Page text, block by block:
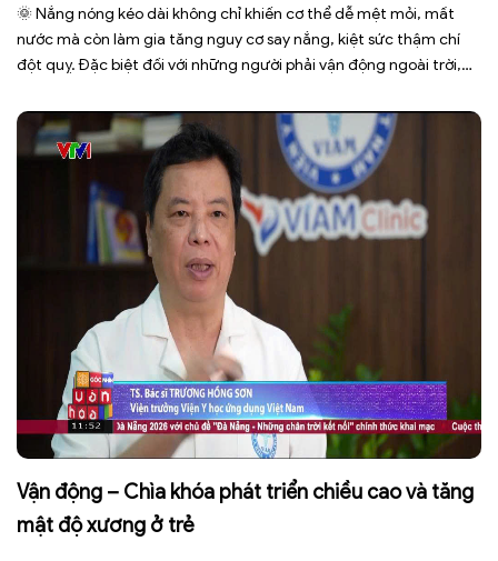
🌞 Nắng nóng kéo dài không chỉ khiến cơ thể dễ mệt mỏi, mất
nước mà còn làm gia tăng nguy cơ say nắng, kiệt sức thậm chí
đột quỵ. Đặc biệt đối với những người phải vận động ngoài trời,
Vận động – Chìa khóa phát triển chiều cao và tăng
mật độ xương ở trẻ